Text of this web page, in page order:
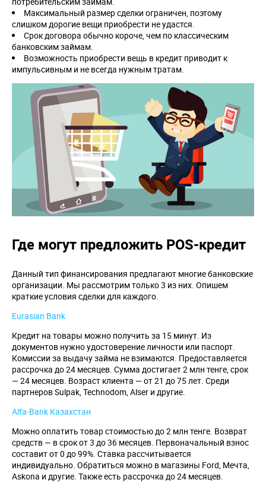
Максимальный размер сделки ограничен, поэтому
слишком дорогие вещи приобрести не удастся.
Срок договора обычно короче, чем по классическим
банковским займам.
Возможность приобрести вещь в кредит приводит к
импульсивным и не всегда нужным тратам.
Где могут предложить POS-кредит
Данный тип финансирования предлагают многие банковские
организации. Мы рассмотрим только 3 из них. Опишем
краткие условия сделки для каждого.
Eurasian Bank
Кредит на товары можно получить за 15 минут. Из
документов нужно удостоверение личности или паспорт.
Комиссии за выдачу займа не взимаются. Предоставляется
рассрочка до 24 месяцев. Сумма достигает 2 млн тенге, срок
— 24 месяцев. Возраст клиента — от 21 до 75 лет. Среди
партнеров Sulpak, Technodom, Alser и другие.
Alfa-Bank Казахстан
Можно оплатить товар стоимостью до 2 млн тенге. Возврат
средств — в срок от 3 до 36 месяцев. Первоначальный взнос
составит от 0 до 99%. Ставка рассчитывается
индивидуально. Обратиться можно в магазины Ford, Мечта,
Askona и другие. Также есть рассрочка до 24 месяцев.